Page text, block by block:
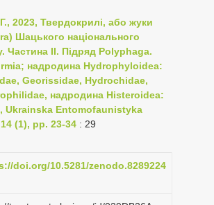
n
a
i
g
a
i
2023, Твердокрилі, або жуки
Шацького національного
Частина II. Підряд Polyphaga.
надродина Hydrophyloidea:
Georissidae, Hydrochidae,
надродина Histeroidea:
Ukrainska Entomofaunistyka
(1), pp. 23-34 : 29
doi.org/10.5281/zenodo.8289224